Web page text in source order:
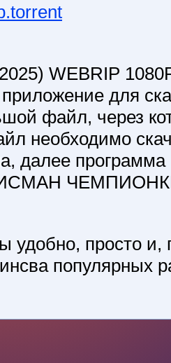
WEBRIP
для
файл, через
необходимо
далее программа
удобно, просто и,
популярных